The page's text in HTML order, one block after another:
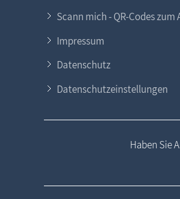
Scann mich - QR-Codes zum
Impressum
Datenschutz
Datenschutzeinstellungen
Haben Sie